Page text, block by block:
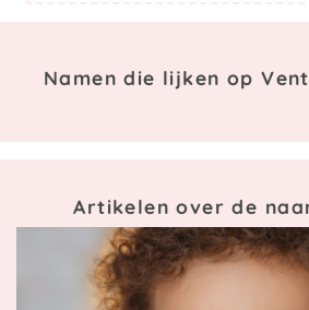
Namen die lijken op
Artikelen over de